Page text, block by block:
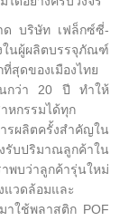
ด บริษัท เฟล็กซ์ซี่-
ในผู้ผลิตบรรจุภัณฑ์
สุดของเมืองไทย
นกว่า 20 ปี ทำให้
หกรรมได้ทุก
รผลิตครั้งสำคัญใน
รับปริมาณลูกค้าใน
พบว่าลูกค้ารุ่นใหม่
วดล้อมและ
าใช้พลาสติก POF